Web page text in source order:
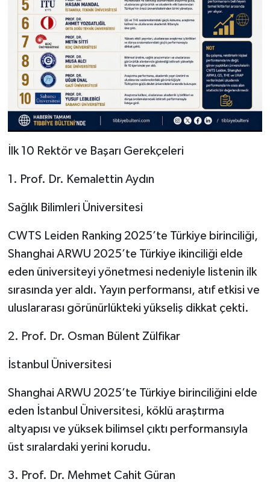
İlk 10 Rektör ve Başarı Gerekçeleri
1. Prof. Dr. Kemalettin Aydın
Sağlık Bilimleri Üniversitesi
CWTS Leiden Ranking 2025’te Türkiye birinciliği,
Shanghai ARWU 2025’te Türkiye ikinciliği elde
eden üniversiteyi yönetmesi nedeniyle listenin ilk
sırasında yer aldı. Yayın performansı, atıf etkisi ve
uluslararası görünürlükteki yükseliş dikkat çekti.
2. Prof. Dr. Osman Bülent Zülfikar
İstanbul Üniversitesi
Shanghai ARWU 2025’te Türkiye birinciliğini elde
eden İstanbul Üniversitesi, köklü araştırma
altyapısı ve yüksek bilimsel çıktı performansıyla
üst sıralardaki yerini korudu.
3. Prof. Dr. Mehmet Cahit Güran